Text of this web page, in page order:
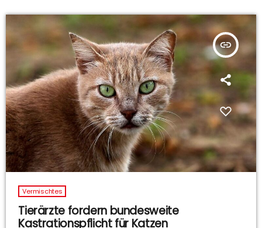
insert_link
Vermischtes
Tierärzte fordern bundesweite
Kastrationspflicht für Katzen